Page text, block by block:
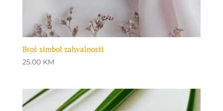
Broš simbol zahvalnosti
25.00 KM